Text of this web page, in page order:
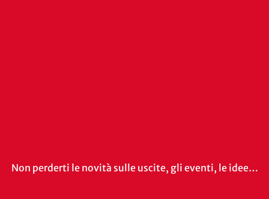
Non perderti le novità sulle uscite, gli eventi, le idee…